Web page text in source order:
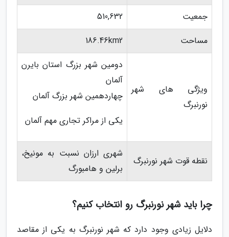
جمعیت
510,632
مساحت
186.46km2
ویژگی های شهر
نورنبرگ
دومین شهر بزرگ استان بایرن
آلمان
چهاردهمین شهر بزرگ آلمان
یکی از مراکر تجاری مهم آلمان
نقطه قوت شهر نورنبرگ
شهری ارزان نسبت به مونیخ،
برلین و هامبورگ
چرا باید شهر نورنبرگ رو انتخاب کنیم؟
دلایل زیادی وجود دارد که شهر نورنبرگ به یکی از مقاصد